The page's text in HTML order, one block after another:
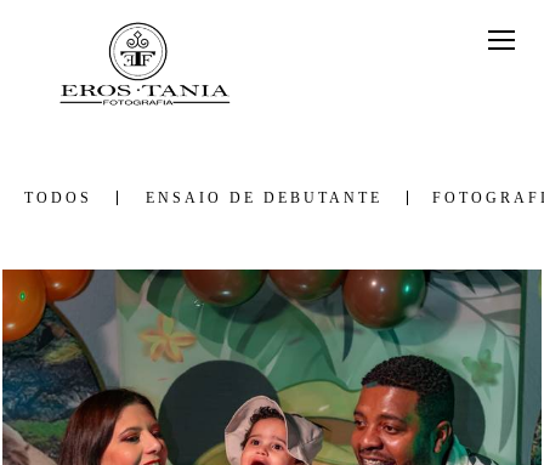
TODOS ENSAIO DE DEBUTANTE